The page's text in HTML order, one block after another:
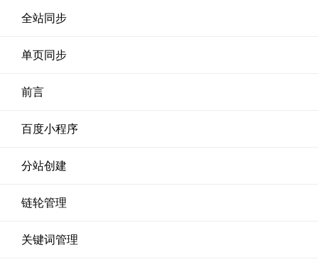
全站同步
单页同步
前言
百度小程序
分站创建
链轮管理
关键词管理